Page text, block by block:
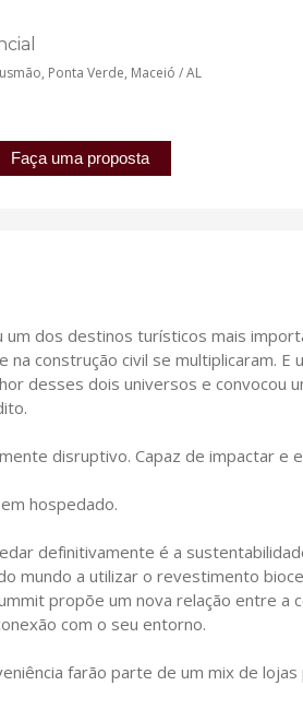
Ponta Verde, Maceió / AL
Faça uma proposta
um dos destinos turísticos mais
construção civil se multiplicaram.
desses dois universos e convocou
disruptivo. Capaz de impactar e
hospedado.
definitivamente é a
mundo a utilizar o revestimento
propõe um nova relação entre a
com o seu entorno.
farão parte de um mix de